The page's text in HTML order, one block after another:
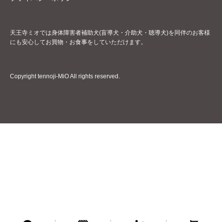
天王寺ミオでは身体障害者補助犬(盲導犬・介助犬・聴導犬)を同伴のお客様
にも安心してお買物・お食事をしていただけます。
Copyright tennoji-MiO All rights reserved.